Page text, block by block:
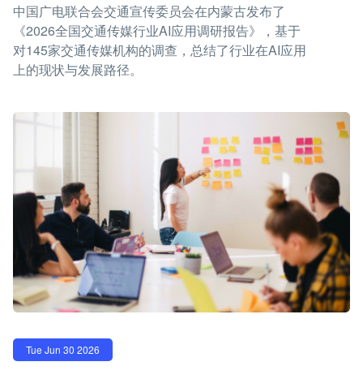
中国广电联合会交通宣传委员会在内蒙古发布了
《2026全国交通传媒行业AI应用调研报告》，基于
对145家交通传媒机构的调查，总结了行业在AI应用
上的现状与发展路径。
Tue Jun 30 2026